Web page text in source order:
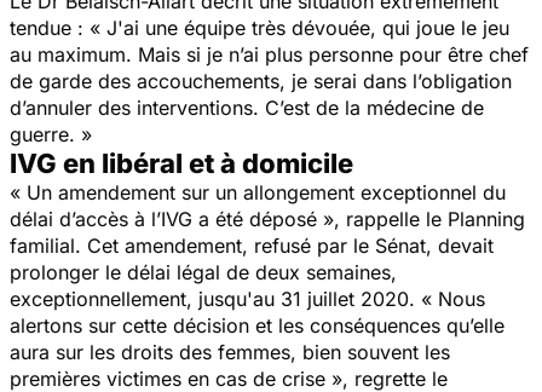
tendue : « J'ai une équipe très dévouée, qui joue le jeu
au maximum. Mais si je n’ai plus personne pour être chef
de garde des accouchements, je serai dans l’obligation
d’annuler des interventions. C’est de la médecine de
guerre. »
IVG en libéral et à domicile
« Un amendement sur un allongement exceptionnel du
délai d’accès à l’IVG a été déposé », rappelle le Planning
familial. Cet amendement, refusé par le Sénat, devait
prolonger le délai légal de deux semaines,
exceptionnellement, jusqu'au 31 juillet 2020. « Nous
alertons sur cette décision et les conséquences qu’elle
aura sur les droits des femmes, bien souvent les
premières victimes en cas de crise », regrette le